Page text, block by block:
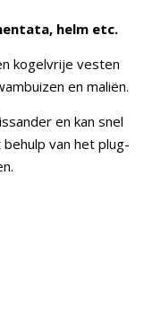
helm etc.
kogelvrije vesten
en maliën.
en kan snel
van het plug-